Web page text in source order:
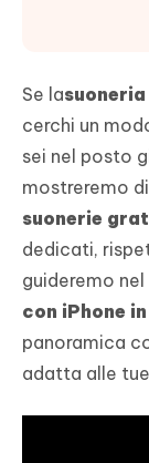
Se la
cerchi un
sei nel posto
mostreremo
suonerie
dedicati,
guideremo nel
con iPhone
panoramica
adatta alle